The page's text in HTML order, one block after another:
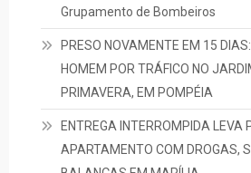
Grupamento de Bombeiros
PRESO NOVAMENTE EM 15
HOMEM POR TRÁFICO NO
PRIMAVERA, EM POMPÉIA
ENTREGA INTERROMPIDA LEVA
APARTAMENTO COM DROGAS,